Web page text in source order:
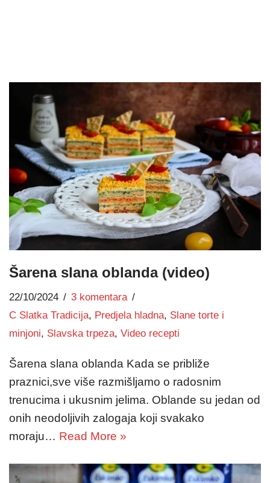
Šarena slana oblanda (video)
22/10/2024
3 komentara
C Slatka Tradicija, Predjela hladna, Slane torte i
minjoni, Slavska trpeza, Video recepti
Šarena slana oblanda Kada se približe
praznici,sve više razmišljamo o radosnim
trenucima i ukusnim jelima. Oblande su jedan od
onih neodoljivih zalogaja koji svakako
moraju… Read More »